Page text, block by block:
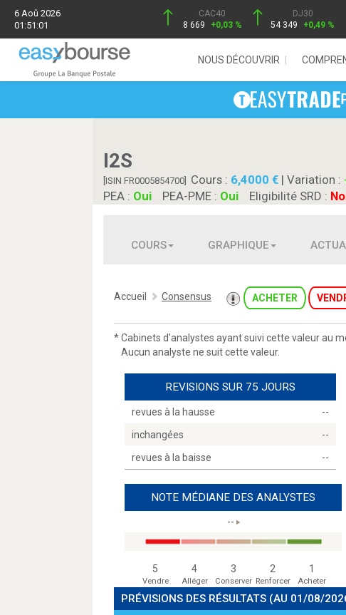
6 Aoû 2026
01:51:01
CAC40
8 669
+0,03 %
DJ30
54 349
+0,49 %
NOUS DÉCOUVRIR
I2S
[ISIN FR0005854700] Cours : 6,4000 | Variation :
PEA : Oui PEA-PME : Oui Eligibilité SRD :
COURS GRAPHIQUE
Accueil Consensus ACHETER
*Cabinets d'analystes ayant suivi cette valeur au
Aucun analyste ne suit cette valeur.
REVISIONS SUR 75 JOURS
revues à la hausse
--
inchangées
--
revues à la baisse
--
NOTE MÉDIANE DES ANALYSTES
--
5 4 3 2 1
Vendre Alléger Conserver Renforcer Acheter
PRÉVISIONS DES RÉSULTATS (AU 01/08/